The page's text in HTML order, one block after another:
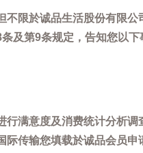
限於诚品生活股份有限
及第9条规定，告知您以下
满意度及消费统计分析
传输您填载於诚品会员